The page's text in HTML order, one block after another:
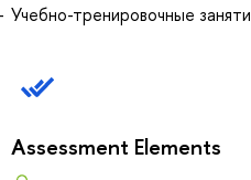
Учебно-тренировочные
Assessment Elements